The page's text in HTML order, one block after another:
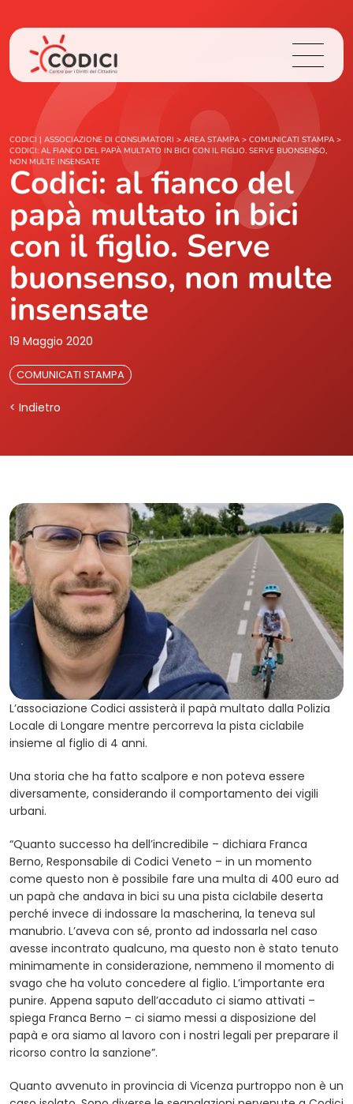
Chi Siamo
Cosa Facciamo
Area Stampa
Contatti
CODICI | ASSOCIAZIONE DI CONSUMATORI > AREA STAMPA > COMUNICATI STAMPA >
CODICI: AL FIANCO DEL PAPÀ MULTATO IN BICI CON IL FIGLIO. SERVE BUONSENSO,
NON MULTE INSENSATE
Codici: al fianco del
papà multato in bici
con il figlio. Serve
buonsenso, non multe
insensate
19 Maggio 2020
COMUNICATI STAMPA
< Indietro
L’associazione Codici assisterà il papà multato dalla Polizia
Locale di Longare mentre percorreva la pista ciclabile
insieme al figlio di 4 anni.
Una storia che ha fatto scalpore e non poteva essere
diversamente, considerando il comportamento dei vigili
urbani.
“Quanto successo ha dell’incredibile – dichiara Franca
Berno, Responsabile di Codici Veneto – in un momento
come questo non è possibile fare una multa di 400 euro ad
un papà che andava in bici su una pista ciclabile deserta
perché invece di indossare la mascherina, la teneva sul
manubrio. L’aveva con sé, pronto ad indossarla nel caso
avesse incontrato qualcuno, ma questo non è stato tenuto
minimamente in considerazione, nemmeno il momento di
svago che ha voluto concedere al figlio. L’importante era
punire. Appena saputo dell’accaduto ci siamo attivati –
spiega Franca Berno – ci siamo messi a disposizione del
papà e ora siamo al lavoro con i nostri legali per preparare il
ricorso contro la sanzione”.
Quanto avvenuto in provincia di Vicenza purtroppo non è un